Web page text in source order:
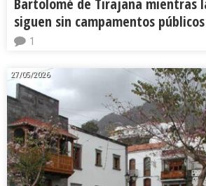
Bartolomé de Tirajana mientras
siguen sin campamentos
1
27/05/2026